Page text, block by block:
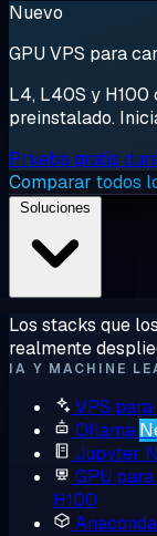
Nuevo
GPU VPS para
L4, L40S y H100
preinstalado.
Prueba gratis
Comparar todos
Los stacks que
realmente
IA Y MACHINE
VPS para
Ollama
Jupyter
GPU
H100
Anaconda